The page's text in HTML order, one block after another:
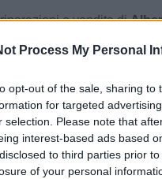
Process My Personal
opt-out of the sale, sharing
for targeted
selection. Please note that
interest-based ads based
to third parties prior
of your personal
riparazioni e vendita di
maggiori servizi,
continuerà a offrire servizi
tablet, smartphone,
Vodafone e Ho e proporrà
toner cartucce.